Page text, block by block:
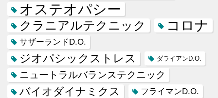
オステオパシー
クラニアルテクニック コロナ
サザーランドD.O.
ジオパシックストレス ダライアンD.O.
ニュートラルバランステクニック
バイオダイナミクス フライマンD.O.